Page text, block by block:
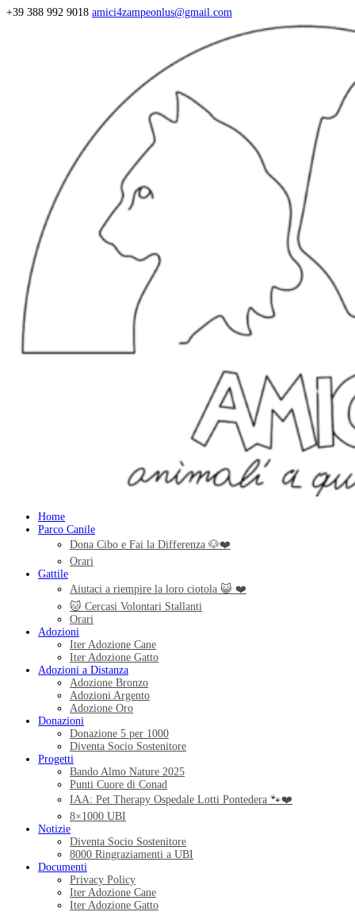
+39 388 992 9018 amici4zampeonlus@gmail.com
Home
Parco Canile
Dona Cibo e Fai la Differenza 🐶❤️
Orari
Gattile
Aiutaci a riempire la loro ciotola 😺 ❤️
🐱 Cercasi Volontari Stallanti
Orari
Adozioni
Iter Adozione Cane
Iter Adozione Gatto
Adozioni a Distanza
Adozione Bronzo
Adozioni Argento
Adozione Oro
Donazioni
Donazione 5 per 1000
Diventa Socio Sostenitore
Progetti
Bando Almo Nature 2025
Punti Cuore di Conad
IAA: Pet Therapy Ospedale Lotti Pontedera 🐾❤️
8×1000 UBI
Notizie
Diventa Socio Sostenitore
8000 Ringraziamenti a UBI
Documenti
Privacy Policy
Iter Adozione Cane
Iter Adozione Gatto